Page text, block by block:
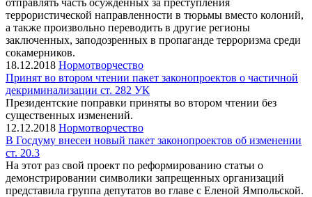
террористической направленности в тюрьмы вместо колоний,
а также произвольно переводить в другие регионы
заключенных, заподозренных в пропаганде терроризма среди
сокамерников.
18.12.2018 Нормотворчество
Принят во втором чтении пакет законопроектов о частичной
декриминализации ст. 282 УК
Президентские поправки приняты во втором чтении без
существенных изменений.
12.12.2018 Нормотворчество
В Госдуму внесен новый пакет законопроектов об изменении
ст. 20.3
На этот раз свой проект по реформированию статьи о
демонстрировании символики запрещенных организаций
представила группа депутатов во главе с Еленой Ямпольской.